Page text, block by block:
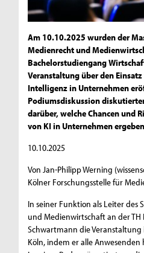
Am 10.10.2025 wurden der
Medienrecht und
Bachelorstudiengang
Veranstaltung über den
Intelligenz in Unternehmen
Podiumsdiskussion
darüber, welche Chancen und
von KI in Unternehmen
10.10.2025
Von Jan-Philipp Werning
Kölner Forschungsstelle für
In seiner Funktion als Leiter
und Medienwirtschaft an der TH
Schwartmann die Veranstaltung
Köln, indem er alle